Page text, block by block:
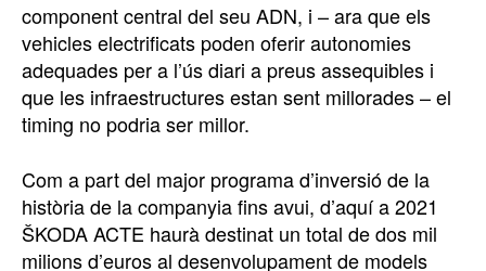
component central del seu ADN, i – ara que els
vehicles electrificats poden oferir autonomies
adequades per a l’ús diari a preus assequibles i
que les infraestructures estan sent millorades – el
timing no podria ser millor.
Com a part del major programa d’inversió de la
història de la companyia fins avui, d’aquí a 2021
ŠKODA ACTE haurà destinat un total de dos mil
milions d’euros al desenvolupament de models